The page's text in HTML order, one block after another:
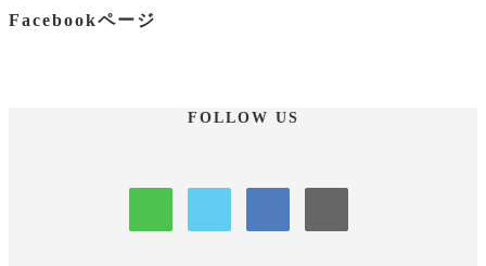
Facebookページ
FOLLOW US